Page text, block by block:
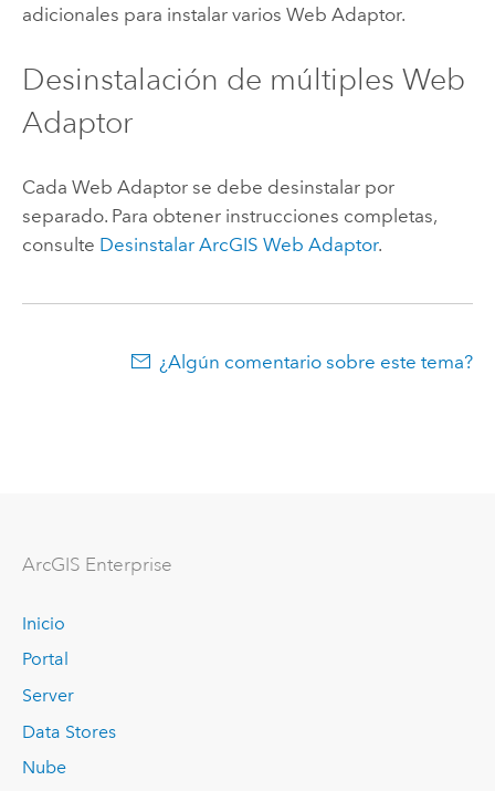
adicionales para instalar varios Web Adaptor.
Desinstalación de múltiples Web
Adaptor
Cada Web Adaptor se debe desinstalar por
separado. Para obtener instrucciones completas,
consulte Desinstalar ArcGIS Web Adaptor.
¿Algún comentario sobre este tema?
ArcGIS Enterprise
Inicio
Portal
Server
Data Stores
Nube